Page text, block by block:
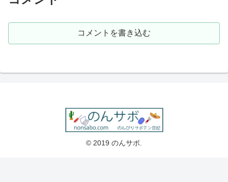
コメントを書き込む
© 2019 のんサボ.